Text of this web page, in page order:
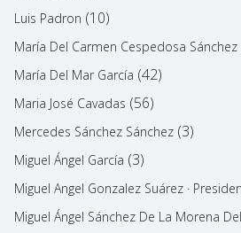
Luis Padron (10)
María Del Carmen Cespedosa Sánchez
María Del Mar García (42)
Maria José Cavadas (56)
Mercedes Sánchez Sánchez (3)
Miguel Ángel García (3)
Miguel Angel Gonzalez Suárez ·
Miguel Ángel Sánchez De La Morena